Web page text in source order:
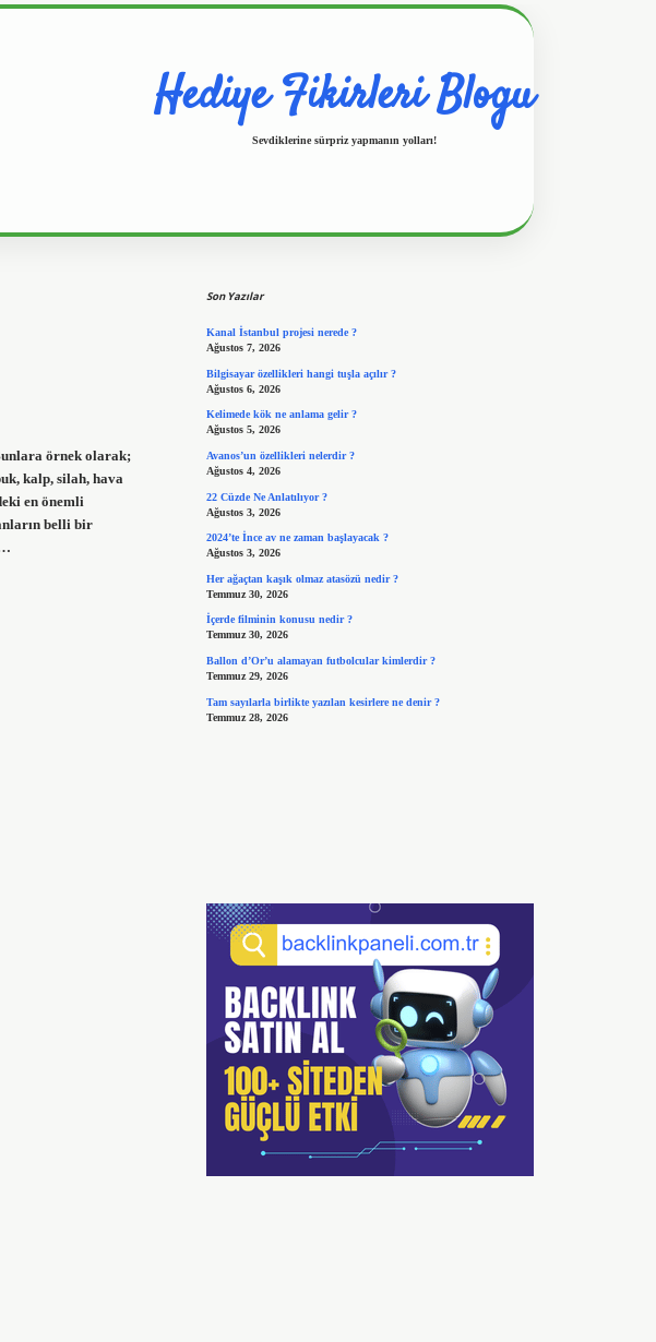
Hediye Fikirleri Blogu
Sevdiklerine sürpriz yapmanın yolları!
örnek olarak;
kalp, silah, hava
en önemli
belli bir
Son Yazılar
Kanal İstanbul projesi nerede ?
Ağustos 7, 2026
Bilgisayar özellikleri hangi tuşla açılır ?
Ağustos 6, 2026
Kelimede kök ne anlama gelir ?
Ağustos 5, 2026
Avanos’un özellikleri nelerdir ?
Ağustos 4, 2026
22 Cüzde Ne Anlatılıyor ?
Ağustos 3, 2026
2024’te İnce av ne zaman başlayacak ?
Ağustos 3, 2026
Her ağaçtan kaşık olmaz atasözü nedir ?
Temmuz 30, 2026
İçerde filminin konusu nedir ?
Temmuz 30, 2026
Ballon d’Or’u alamayan futbolcular kimlerdir ?
Temmuz 29, 2026
Tam sayılarla birlikte yazılan kesirlere ne denir ?
Temmuz 28, 2026